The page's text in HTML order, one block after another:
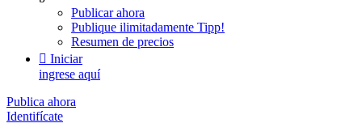
Publicar ahora
Publique ilimitadamente Tipp!
Resumen de precios
 Iniciar
ingrese aquí
Publica ahora
Identifícate